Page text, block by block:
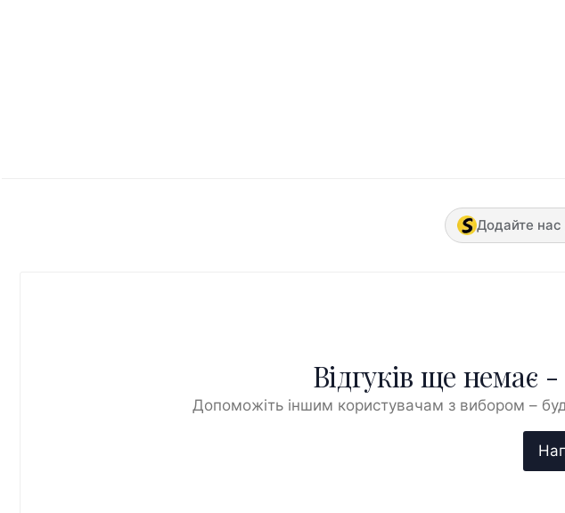
Додайте нас
Відгуків ще
Допоможіть іншим користувачам з вибором –